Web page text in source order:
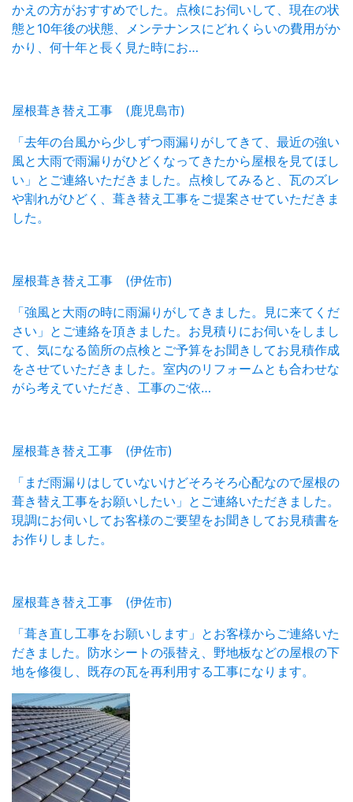
かえの方がおすすめでした。点検にお伺いして、現在の状
態と10年後の状態、メンテナンスにどれくらいの費用がか
かり、何十年と長く見た時にお…
屋根葺き替え工事 (鹿児島市)
「去年の台風から少しずつ雨漏りがしてきて、最近の強い
風と大雨で雨漏りがひどくなってきたから屋根を見てほし
い」とご連絡いただきました。点検してみると、瓦のズレ
や割れがひどく、葺き替え工事をご提案させていただきま
した。
屋根葺き替え工事 (伊佐市)
「強風と大雨の時に雨漏りがしてきました。見に来てくだ
さい」とご連絡を頂きました。お見積りにお伺いをしまし
て、気になる箇所の点検とご予算をお聞きしてお見積作成
をさせていただきました。室内のリフォームとも合わせな
がら考えていただき、工事のご依…
屋根葺き替え工事 (伊佐市)
「まだ雨漏りはしていないけどそろそろ心配なので屋根の
葺き替え工事をお願いしたい」とご連絡いただきました。
現調にお伺いしてお客様のご要望をお聞きしてお見積書を
お作りしました。
屋根葺き替え工事 (伊佐市)
「葺き直し工事をお願いします」とお客様からご連絡いた
だきました。防水シートの張替え、野地板などの屋根の下
地を修復し、既存の瓦を再利用する工事になります。